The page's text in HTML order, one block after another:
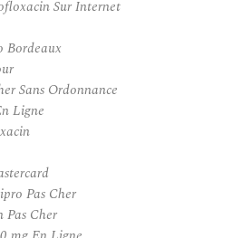
Sur Internet
Bordeaux
Sans Ordonnance
Ligne
Pas Cher
Cher